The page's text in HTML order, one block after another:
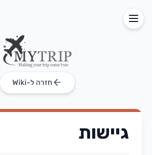
חזרה ל-Wiki
גיישות